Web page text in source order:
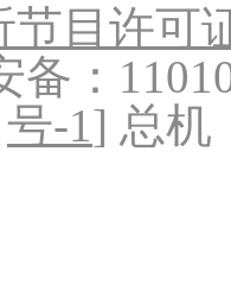
节目许可
备：
号-1] 总机